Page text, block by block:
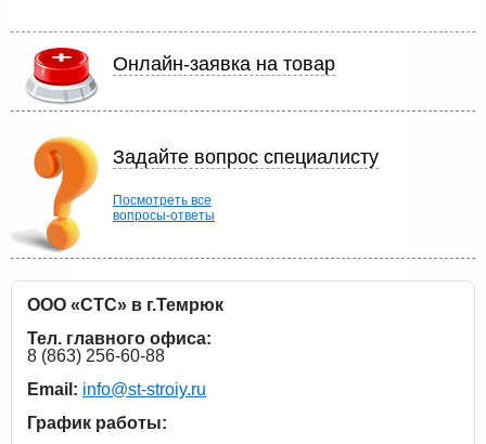
Онлайн-заявка на товар
Задайте вопрос специалисту
Посмотреть все
вопросы-ответы
ООО «СТС» в г.Темрюк
Тел. главного офиса:
8 (863) 256-60-88
Email: info@st-stroiy.ru
График работы: